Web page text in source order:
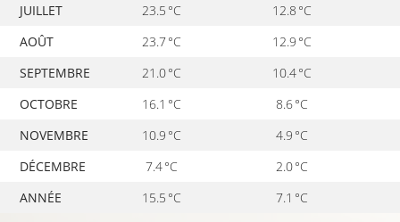
JUILLET
23.5 °C
12.8 °C
AOÛT
23.7 °C
12.9 °C
SEPTEMBRE
21.0 °C
10.4 °C
OCTOBRE
16.1 °C
8.6 °C
NOVEMBRE
10.9 °C
4.9 °C
DÉCEMBRE
7.4 °C
2.0 °C
ANNÉE
15.5 °C 7.1 °C